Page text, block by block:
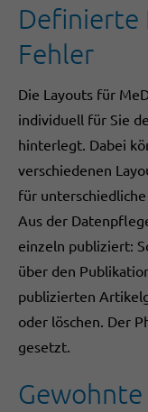
Definierte
Fehler
Die Layouts für
individuell für Sie
hinterlegt. Dabei
verschiedenen
für
Aus der
einzeln publiziert:
über den
publizierten
oder löschen. Der
gesetzt.